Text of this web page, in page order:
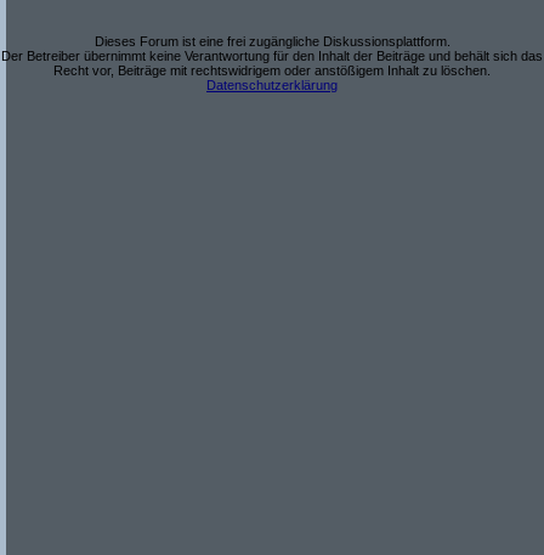
Dieses Forum ist eine frei zugängliche Diskussionsplattform.
Der Betreiber übernimmt keine Verantwortung für den Inhalt der Beiträge und behält sich das
Recht vor, Beiträge mit rechtswidrigem oder anstößigem Inhalt zu löschen.
Datenschutzerklärung